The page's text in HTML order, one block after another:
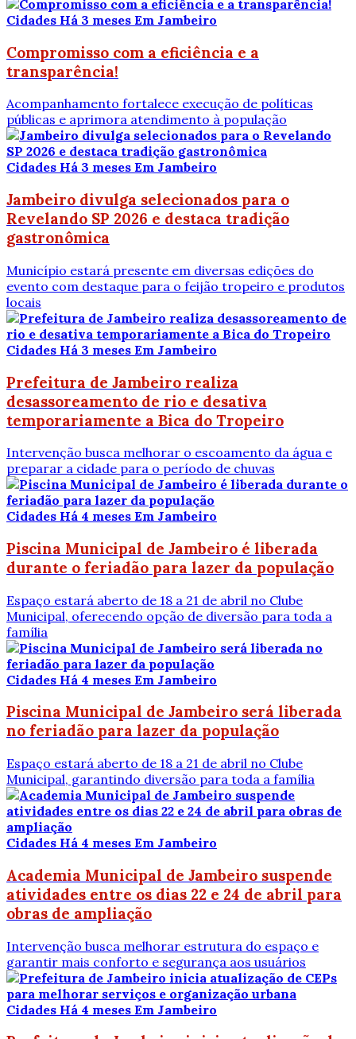
Cidades Há 3 meses Em Jambeiro
Compromisso com a eficiência e a
transparência!
Acompanhamento fortalece execução de políticas
públicas e aprimora atendimento à população
Cidades Há 3 meses Em Jambeiro
Jambeiro divulga selecionados para o
Revelando SP 2026 e destaca tradição
gastronômica
Município estará presente em diversas edições do
evento com destaque para o feijão tropeiro e produtos
locais
Cidades Há 3 meses Em Jambeiro
Prefeitura de Jambeiro realiza
desassoreamento de rio e desativa
temporariamente a Bica do Tropeiro
Intervenção busca melhorar o escoamento da água e
preparar a cidade para o período de chuvas
Cidades Há 4 meses Em Jambeiro
Piscina Municipal de Jambeiro é liberada
durante o feriadão para lazer da população
Espaço estará aberto de 18 a 21 de abril no Clube
Municipal, oferecendo opção de diversão para toda a
família
Cidades Há 4 meses Em Jambeiro
Piscina Municipal de Jambeiro será liberada
no feriadão para lazer da população
Espaço estará aberto de 18 a 21 de abril no Clube
Municipal, garantindo diversão para toda a família
Cidades Há 4 meses Em Jambeiro
Academia Municipal de Jambeiro suspende
atividades entre os dias 22 e 24 de abril para
obras de ampliação
Intervenção busca melhorar estrutura do espaço e
garantir mais conforto e segurança aos usuários
Cidades Há 4 meses Em Jambeiro